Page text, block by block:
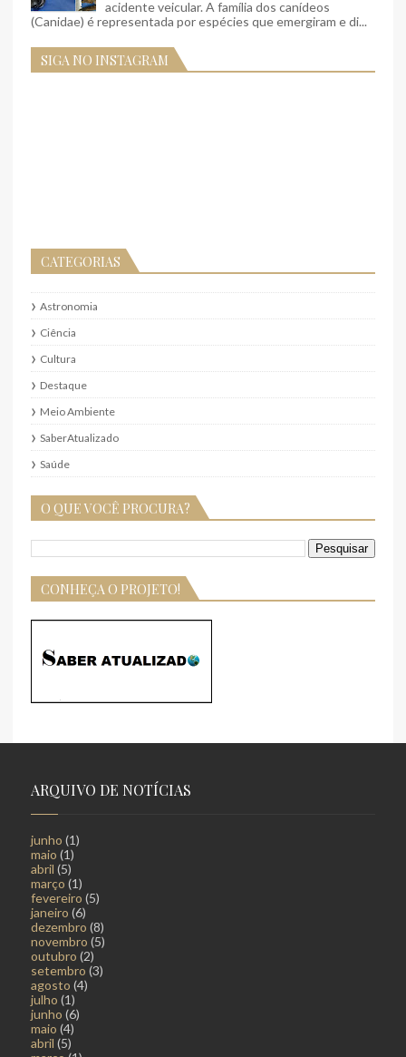
acidente veicular. A família dos canídeos
(Canidae) é representada por espécies que emergiram e di...
SIGA NO INSTAGRAM
CATEGORIAS
Astronomia
Ciência
Cultura
Destaque
Meio Ambiente
SaberAtualizado
Saúde
O QUE VOCÊ PROCURA?
CONHEÇA O PROJETO!
ARQUIVO DE NOTÍCIAS
junho (1)
maio (1)
abril (5)
março (1)
fevereiro (5)
janeiro (6)
dezembro (8)
novembro (5)
outubro (2)
setembro (3)
agosto (4)
julho (1)
junho (6)
maio (4)
abril (5)